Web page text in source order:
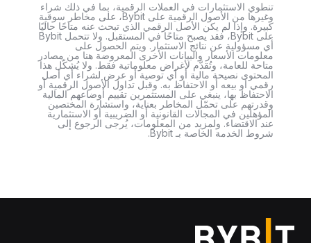
تنطوي الاستثمارات في العملات الرقمية، بما في ذلك شراء
وغيرها من الأصول الرقمية على Bybit، على مخاطر سوقية
كبيرة. وإذا لم يكن الأصل الرقمي الذي تبحث عنه متاحًا حاليًا
على Bybit، فقد يصبح متاحًا في المستقبل. ولا تتحمل Bybit
أي مسؤولية عن نتائج الاستثمار. ويتم الحصول على
معلومات الأسعار والبيانات الأخرى المعروضة هنا من مصادر
متاحة للعامة، وتُقدَّم لأغراض معلوماتية فقط. ولا يُشكّل هذا
المحتوى نصيحة مالية أو أي توصية أو عرض لشراء أي أصل
رقمي أو بيعه أو الاحتفاظ به. وقبل تداول الأصول الرقمية أو
الاحتفاظ بها، ينبغي على المستثمرين تقييم أوضاعهم المالية
وقدرتهم على تحمّل المخاطر بعناية، واستشارة المختصين
المؤهلين في المجالات القانونية أو الضريبية أو الاستثمارية
عند الاقتضاء. ولمزيد من المعلومات، يُرجى الرجوع إلى
شروط الخدمة الخاصة بـ Bybit.